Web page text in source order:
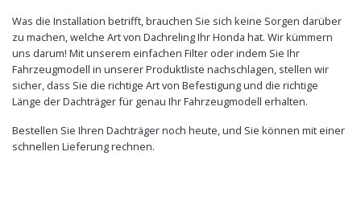
Was die Installation betrifft, brauchen Sie sich keine Sorgen darüber
zu machen, welche Art von Dachreling Ihr Honda hat. Wir kümmern
uns darum! Mit unserem einfachen Filter oder indem Sie Ihr
Fahrzeugmodell in unserer Produktliste nachschlagen, stellen wir
sicher, dass Sie die richtige Art von Befestigung und die richtige
Länge der Dachträger für genau Ihr Fahrzeugmodell erhalten.
Bestellen Sie Ihren Dachträger noch heute, und Sie können mit einer
schnellen Lieferung rechnen.